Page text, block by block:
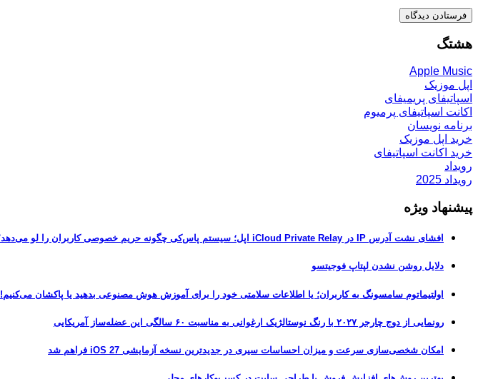
هشتگ
Apple Music
اپل موزیک
اسپاتیفای پریمیفای
اکانت اسپاتیفای پرمیوم
برنامه نویسان
خرید اپل موزیک
خرید اکانت اسپاتیفای
رویداد
رویداد 2025
پیشنهاد ویژه
افشای نشت آدرس IP در iCloud Private Relay اپل؛ سیستم پاس‌کی چگونه حریم خصوصی کاربران را لو می‌دهد؟
دلایل روشن نشدن لپتاپ فوجیتسو
اولتیماتوم سامسونگ به کاربران؛ یا اطلاعات سلامتی خود را برای آموزش هوش مصنوعی بدهید یا پاکشان می‌کنیم!
رونمایی از دوج چارجر ۲۰۲۷ با رنگ نوستالژیک ارغوانی به مناسبت ۶۰ سالگی این عضله‌ساز آمریکایی
امکان شخصی‌سازی سرعت و میزان احساسات سیری در جدیدترین نسخه آزمایشی iOS 27 فراهم شد